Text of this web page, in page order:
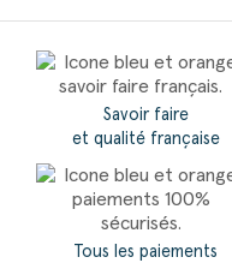
Savoir faire
et qualité française
Tous les paiements